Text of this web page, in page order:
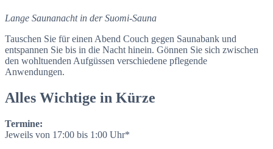
Lange Saunanacht in der Suomi-Sauna
Tauschen Sie für einen Abend Couch gegen Saunabank und
entspannen Sie bis in die Nacht hinein. Gönnen Sie sich zwischen
den wohltuenden Aufgüssen verschiedene pflegende
Anwendungen.
Alles Wichtige in Kürze
Termine:
Jeweils von 17:00 bis 1:00 Uhr*